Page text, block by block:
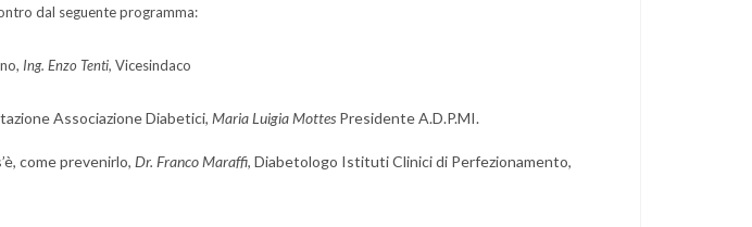
dal seguente programma:
Ing. Enzo Tenti, Vicesindaco
Associazione Diabetici, Maria Luigia Mottes Presidente A.D.P.MI.
come prevenirlo, Dr. Franco Maraffi, Diabetologo Istituti Clinici di Perfezionamento,